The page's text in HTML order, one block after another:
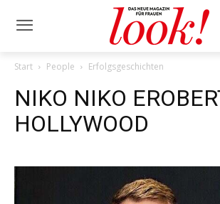
Start People Erfolgsgeschichten
NIKO NIKO
HOLLYWOOD